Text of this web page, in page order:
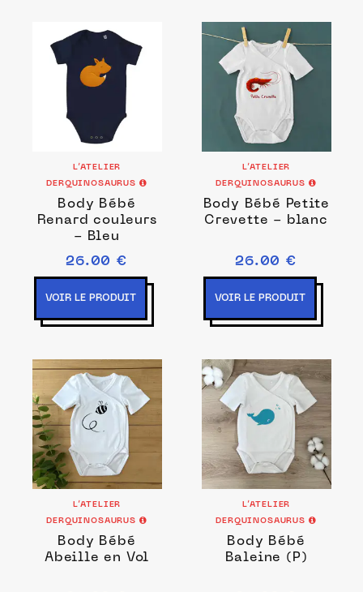
L’ATELIER
DERQUINOSAURUS
Body Bébé
Renard couleurs
- Bleu
26.00 €
VOIR LE PRODUIT
L’ATELIER
DERQUINOSAURUS
Body Bébé Petite
Crevette - blanc
26.00 €
VOIR LE PRODUIT
L’ATELIER
DERQUINOSAURUS
Body Bébé
Abeille en Vol
L’ATELIER
DERQUINOSAURUS
Body Bébé
Baleine (P)